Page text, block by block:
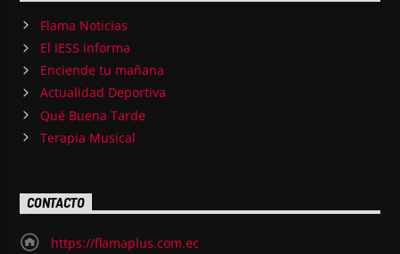
Flama Noticias
El IESS informa
Enciende tu mañana
Actualidad Deportiva
Qué Buena Tarde
Terapia Musical
CONTACTO
https://flamaplus.com.ec